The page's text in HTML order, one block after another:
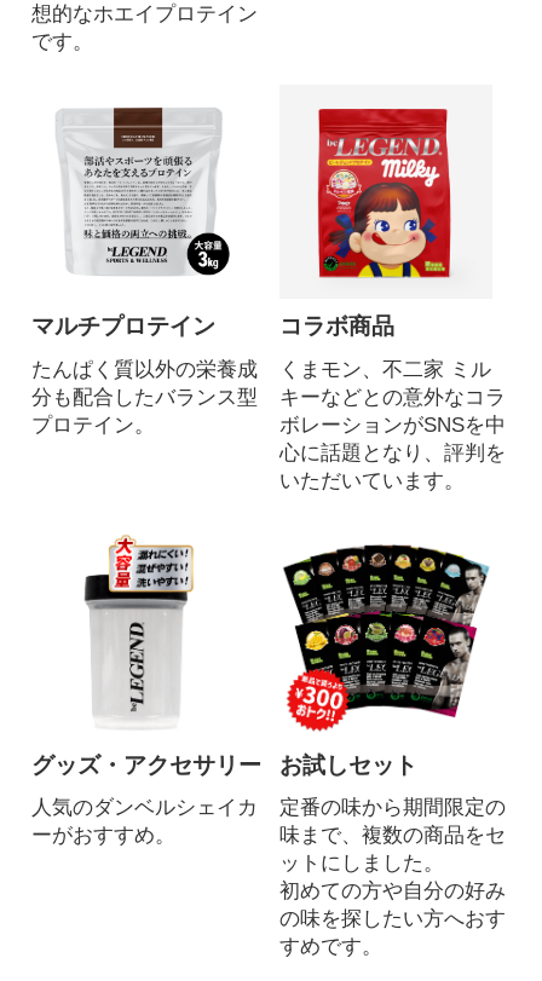
想的なホエイプロテイン
です。
マルチプロテイン
たんぱく質以外の栄養成
分も配合したバランス型
プロテイン。
コラボ商品
くまモン、不二家 ミル
キーなどとの意外なコラ
ボレーションがSNSを中
心に話題となり、評判を
いただいています。
グッズ・アクセサリー
人気のダンベルシェイカ
ーがおすすめ。
お試しセット
定番の味から期間限定の
味まで、複数の商品をセ
ットにしました。
初めての方や自分の好み
の味を探したい方へおす
すめです。